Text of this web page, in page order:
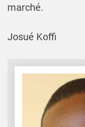
marché.
Josué Koffi